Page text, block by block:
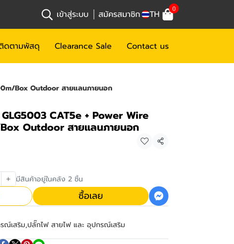
เข้าสู่ระบบ สมัครสมาชิก TH 0
ดตามพัสดุ Clearance Sale Contact us
Box Outdoor สายแลนภายนอก
CAT5e + Power Wire
Outdoor สายแลนภายนอก
แชร์
มีสินค้าอยู่ในคลัง 2 ชิ้น
ซื้อเลย
ณ์เสริม,ปลั๊กไฟ สายไฟ และ อุปกรณ์เสริม